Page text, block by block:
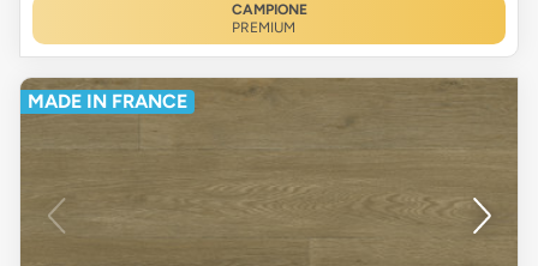
CAMPIONE
PREMIUM
MADE IN FRANCE